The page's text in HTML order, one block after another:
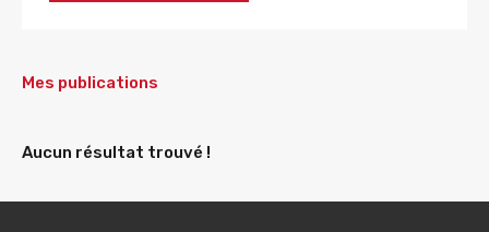
Mes publications
Aucun résultat trouvé !